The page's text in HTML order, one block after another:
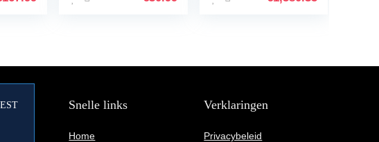
Snelle links
Home
Verklaringen
Privacybeleid